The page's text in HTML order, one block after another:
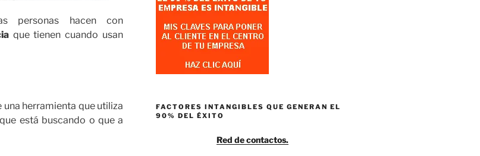
personas hacen con
que tienen cuando usan
herramienta que utiliza
está buscando o que a
FACTORES INTANGIBLES QUE GENERAN EL
90% DEL ÉXITO
Red de contactos.